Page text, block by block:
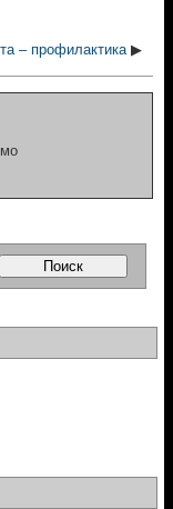
– профилактика▶